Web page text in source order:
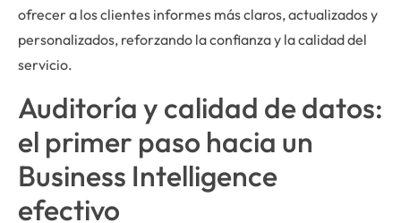
ofrecer a los clientes informes más claros, actualizados y
personalizados, reforzando la confianza y la calidad del
servicio.
Auditoría y calidad de datos:
el primer paso hacia un
Business Intelligence
efectivo